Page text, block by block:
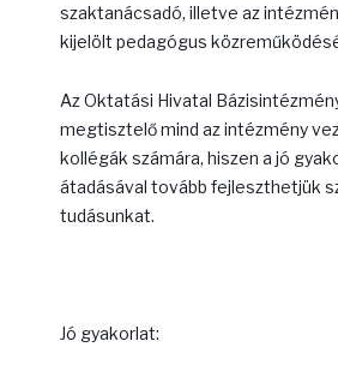
szaktanácsadó, illetve az
kijelölt pedagógus
Az Oktatási Hivatal
megtisztelő mind az intézmény
kollégák számára, hiszen a jó
átadásával tovább fejleszthetjük
tudásunkat.
Jó gyakorlat: